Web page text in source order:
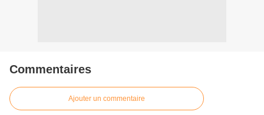
Commentaires
Ajouter un commentaire